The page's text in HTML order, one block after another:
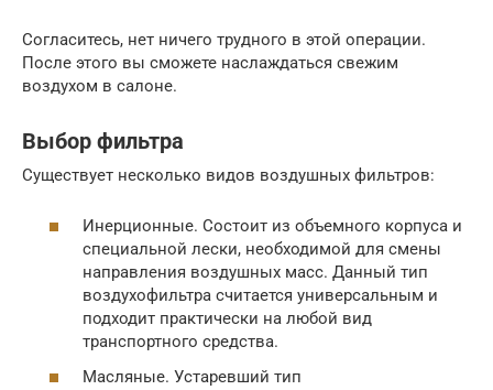
Согласитесь, нет ничего трудного в этой операции.
После этого вы сможете наслаждаться свежим
воздухом в салоне.
Выбор фильтра
Существует несколько видов воздушных фильтров:
Инерционные. Состоит из объемного корпуса и
специальной лески, необходимой для смены
направления воздушных масс. Данный тип
воздухофильтра считается универсальным и
подходит практически на любой вид
транспортного средства.
Масляные. Устаревший тип